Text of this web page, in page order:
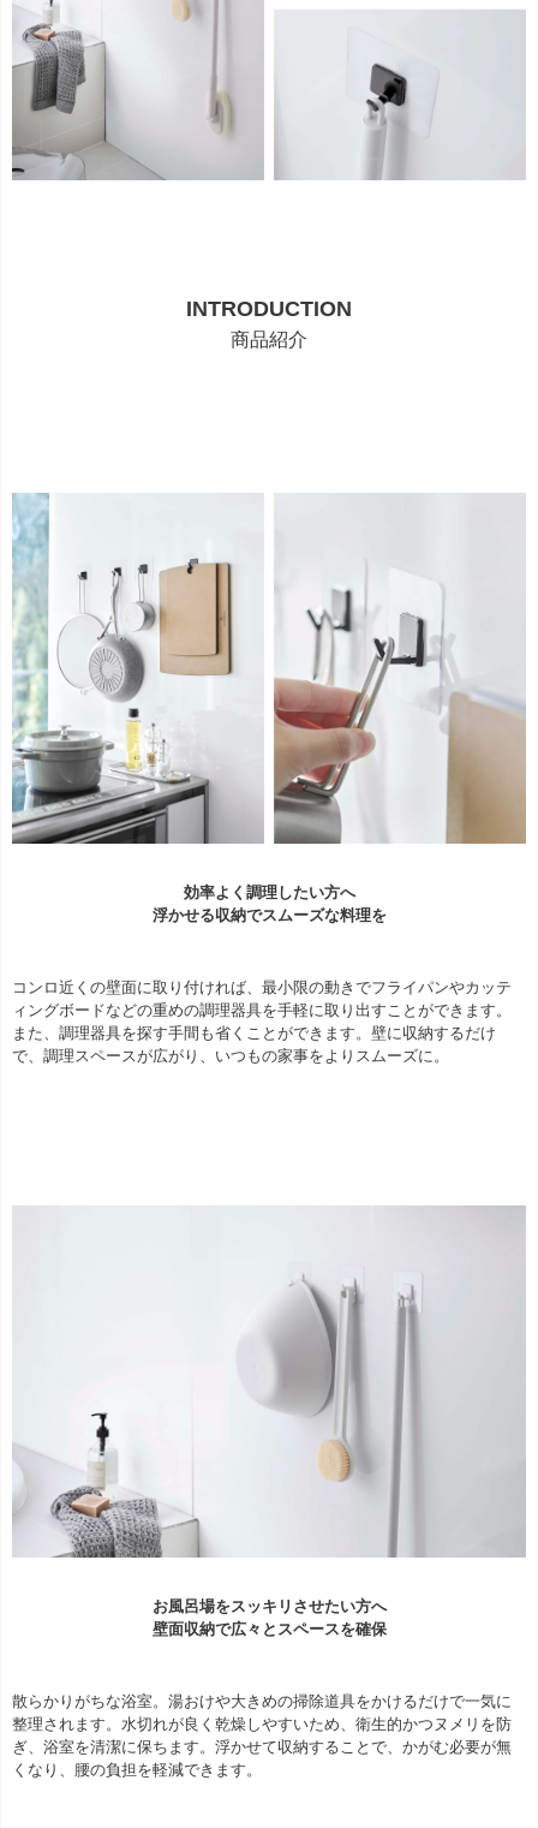
INTRODUCTION
商品紹介
効率よく調理したい方へ
浮かせる収納でスムーズな料理を
コンロ近くの壁面に取り付ければ、最小限の動きでフライパンやカッテ
ィングボードなどの重めの調理器具を手軽に取り出すことができます。
また、調理器具を探す手間も省くことができます。壁に収納するだけ
で、調理スペースが広がり、いつもの家事をよりスムーズに。
お風呂場をスッキリさせたい方へ
壁面収納で広々とスペースを確保
散らかりがちな浴室。湯おけや大きめの掃除道具をかけるだけで一気に
整理されます。水切れが良く乾燥しやすいため、衛生的かつヌメリを防
ぎ、浴室を清潔に保ちます。浮かせて収納することで、かがむ必要が無
くなり、腰の負担を軽減できます。